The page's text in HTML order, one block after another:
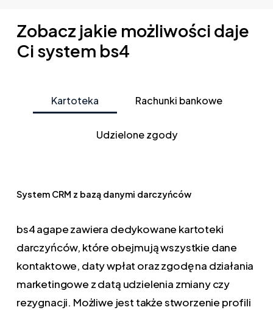
Zobacz jakie możliwości daje
Ci system bs4
Kartoteka Rachunki bankowe
Udzielone zgody
System CRM z bazą danymi darczyńców
bs4 agape zawiera dedykowane kartoteki
darczyńców, które obejmują wszystkie dane
kontaktowe, daty wpłat oraz zgodę na działania
marketingowe z datą udzielenia zmiany czy
rezygnacji. Możliwe jest także stworzenie profili